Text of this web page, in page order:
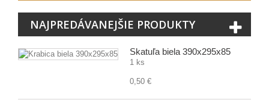
NAJPREDÁVANEJŠIE PRODUKTY
Škatuľa biela 390x295x85
1 ks
0,50 €